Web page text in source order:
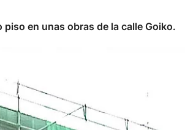
en unas obras de la calle Goiko.